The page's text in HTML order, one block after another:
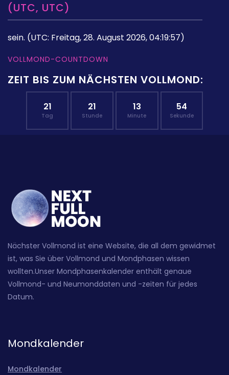
(UTC, UTC)
sein. (UTC: Freitag, 28. August 2026, 04:19:57)
VOLLMOND-COUNTDOWN
ZEIT BIS ZUM NÄCHSTEN VOLLMOND:
21
Tag
21
Stunde
13
Minute
53
Sekunde
Nächster Vollmond ist eine Website, die all dem gewidmet
ist, was Sie über Vollmond und Mondphasen wissen
wollten.Unser Mondphasenkalender enthält genaue
Vollmond- und Neumonddaten und -zeiten für jedes
Datum.
Mondkalender
Mondkalender